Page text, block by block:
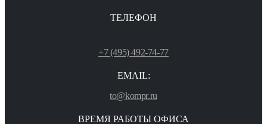
ТЕЛЕФОН
+7 (495) 492-74-77
EMAIL:
to@kompr.ru
ВРЕМЯ РАБОТЫ ОФИСА